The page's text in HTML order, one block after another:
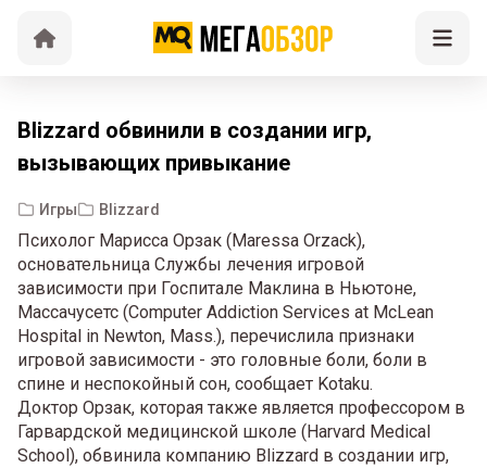
Blizzard обвинили в создании игр,
вызывающих привыкание
Игры Blizzard
Психолог Марисса Орзак (Maressa Orzack),
основательница Службы лечения игровой
зависимости при Госпитале Маклина в Ньютоне,
Массачусетс (Computer Addiction Services at McLean
Hospital in Newton, Mass.), перечислила признаки
игровой зависимости - это головные боли, боли в
спине и неспокойный сон, сообщает Kotaku.
Доктор Орзак, которая также является профессором в
Гарвардской медицинской школе (Harvard Medical
School), обвинила компанию Blizzard в создании игр,